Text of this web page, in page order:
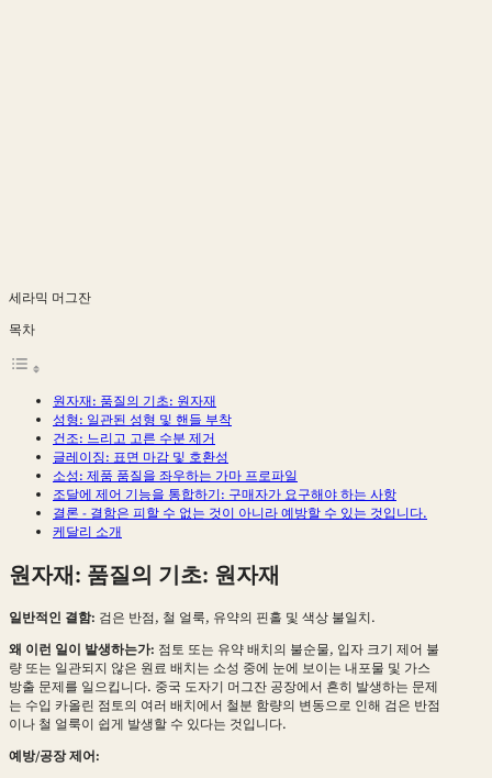
세라믹 머그잔
목차
원자재: 품질의 기초: 원자재
성형: 일관된 성형 및 핸들 부착
건조: 느리고 고른 수분 제거
글레이징: 표면 마감 및 호환성
소성: 제품 품질을 좌우하는 가마 프로파일
조달에 제어 기능을 통합하기: 구매자가 요구해야 하는 사항
결론 - 결함은 피할 수 없는 것이 아니라 예방할 수 있는 것입니다.
케달리 소개
원자재: 품질의 기초: 원자재
일반적인 결함: 검은 반점, 철 얼룩, 유약의 핀홀 및 색상 불일치.
왜 이런 일이 발생하는가: 점토 또는 유약 배치의 불순물, 입자 크기 제어 불
량 또는 일관되지 않은 원료 배치는 소성 중에 눈에 보이는 내포물 및 가스
방출 문제를 일으킵니다. 중국 도자기 머그잔 공장에서 흔히 발생하는 문제
는 수입 카올린 점토의 여러 배치에서 철분 함량의 변동으로 인해 검은 반점
이나 철 얼룩이 쉽게 발생할 수 있다는 것입니다.
예방/공장 제어: